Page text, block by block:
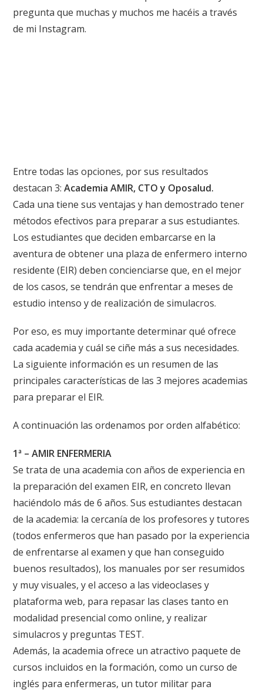
pregunta que muchas y muchos me hacéis a través
de mi Instagram.
Entre todas las opciones, por sus resultados
destacan 3:Academia AMIR, CTO y Oposalud.
Cada una tiene sus ventajas y han demostrado tener
métodos efectivos para preparar a sus estudiantes.
Los estudiantes que deciden embarcarse en la
aventura de obtener una plaza de enfermero interno
residente (EIR) deben concienciarse que, en el mejor
de los casos, se tendrán que enfrentar a meses de
estudio intenso y de realización de simulacros.
Por eso, es muy importante determinar qué ofrece
cada academia y cuál se ciñe más a sus necesidades.
La siguiente información es un resumen de las
principales características de las 3 mejores academias
para preparar el EIR.
A continuación las ordenamos por orden alfabético:
1ª – AMIR ENFERMERIA
Se trata de una academia con años de experiencia en
la preparación del examen EIR, en concreto llevan
haciéndolo más de 6 años. Sus estudiantes destacan
de la academia: la cercanía de los profesores y tutores
(todos enfermeros que han pasado por la experiencia
de enfrentarse al examen y que han conseguido
buenos resultados), los manuales por ser resumidos
y muy visuales, y el acceso a las videoclases y
plataforma web, para repasar las clases tanto en
modalidad presencial como online, y realizar
simulacros y preguntas TEST.
Además, la academia ofrece un atractivo paquete de
cursos incluidos en la formación, como un curso de
inglés para enfermeras, un tutor militar para